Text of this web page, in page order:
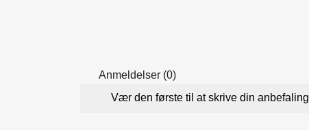
Anmeldelser (0)
Vær den første til at skrive din anbefaling